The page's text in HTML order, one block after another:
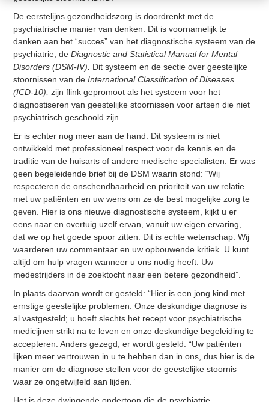
De eerstelijns gezondheidszorg is doordrenkt met de
psychiatrische manier van denken. Dit is voornamelijk te
danken aan het “succes” van het diagnostische systeem van de
psychiatrie, deDiagnostic and Statistical Manual for Mental
Disorders (DSM-IV). Dit systeem en de sectie over geestelijke
stoornissen van deInternational Classification of Diseases
(ICD-10), zijn flink gepromoot als het systeem voor het
diagnostiseren van geestelijke stoornissen voor artsen die niet
psychiatrisch geschoold zijn.
Er is echter nog meer aan de hand. Dit systeem is niet
ontwikkeld met professioneel respect voor de kennis en de
traditie van de huisarts of andere medische specialisten. Er was
geen begeleidende brief bij de DSM waarin stond: “Wij
respecteren de onschendbaarheid en prioriteit van uw relatie
met uw patiënten en uw wens om ze de best mogelijke zorg te
geven. Hier is ons nieuwe diagnostische systeem, kijkt u er
eens naar en overtuig uzelf ervan, vanuit uw eigen ervaring,
dat we op het goede spoor zitten. Dit is echte wetenschap. Wij
waarderen uw commentaar en uw opbouwende kritiek. U kunt
altijd om hulp vragen wanneer u ons nodig heeft. Uw
medestrijders in de zoektocht naar een betere gezondheid”.
In plaats daarvan wordt er gesteld: “Hier is een jong kind met
ernstige geestelijke problemen. Onze deskundige diagnose is
al vastgesteld; u hoeft slechts het recept voor psychiatrische
medicijnen strikt na te leven en onze deskundige begeleiding te
accepteren. Anders gezegd, er wordt gesteld: “Uw patiënten
lijken meer vertrouwen in u te hebben dan in ons, dus hier is de
manier om de diagnose stellen voor de geestelijke stoornis
waar ze ongetwijfeld aan lijden.”